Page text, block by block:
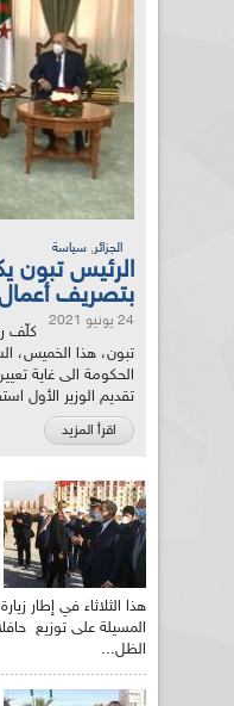
الجزائر, سياسة
الرئيس تبون
بتصريف
24 يونيو 2021
كلّف
تبون، هذا الخميس،
الحكومة الى غاية
تقديم الوزير الأول
اقرأ المزيد
هذا الثلاثاء في إطار
المسيلة على توزيع
الظل...